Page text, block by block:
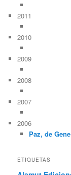
2011
2010
2009
2008
2007
2006
Paz, de
ETIQUETAS